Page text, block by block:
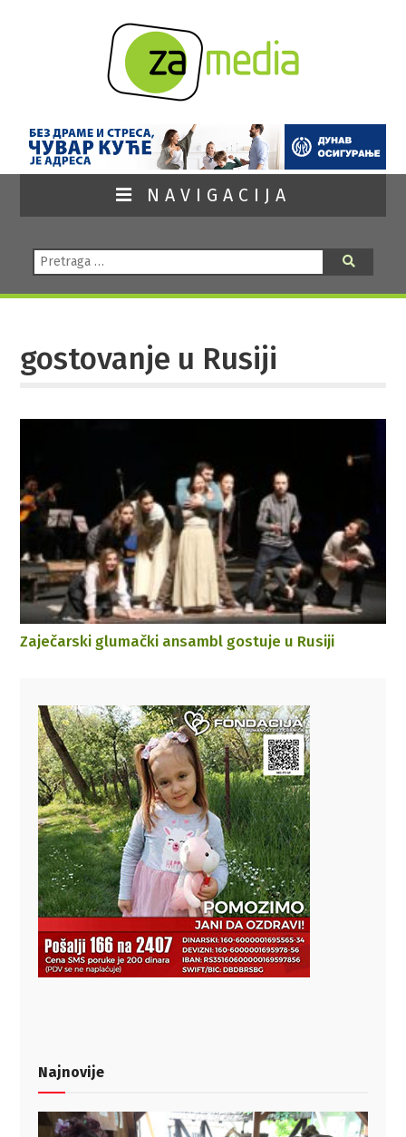
NAVIGACIJA
Pretraga:
gostovanje u Rusiji
Zaječarski glumački ansambl gostuje u Rusiji
Najnovije